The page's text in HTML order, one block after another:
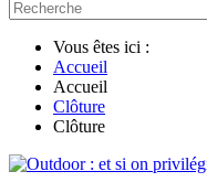
Vous êtes ici :
Accueil
Accueil
Clôture
Clôture